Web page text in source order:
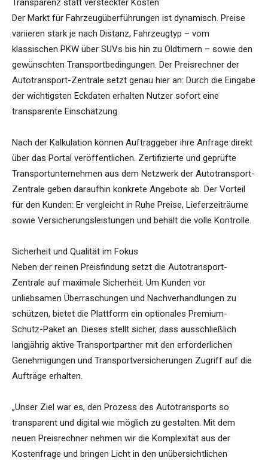
Transparenz statt versteckter Kosten
Der Markt für Fahrzeugüberführungen ist dynamisch. Preise
variieren stark je nach Distanz, Fahrzeugtyp – vom
klassischen PKW über SUVs bis hin zu Oldtimern – sowie den
gewünschten Transportbedingungen. Der Preisrechner der
Autotransport-Zentrale setzt genau hier an: Durch die Eingabe
der wichtigsten Eckdaten erhalten Nutzer sofort eine
transparente Einschätzung.
Nach der Kalkulation können Auftraggeber ihre Anfrage direkt
über das Portal veröffentlichen. Zertifizierte und geprüfte
Transportunternehmen aus dem Netzwerk der Autotransport-
Zentrale geben daraufhin konkrete Angebote ab. Der Vorteil
für den Kunden: Er vergleicht in Ruhe Preise, Lieferzeiträume
sowie Versicherungsleistungen und behält die volle Kontrolle.
Sicherheit und Qualität im Fokus
Neben der reinen Preisfindung setzt die Autotransport-
Zentrale auf maximale Sicherheit. Um Kunden vor
unliebsamen Überraschungen und Nachverhandlungen zu
schützen, bietet die Plattform ein optionales Premium-
Schutz-Paket an. Dieses stellt sicher, dass ausschließlich
langjährig aktive Transportpartner mit den erforderlichen
Genehmigungen und Transportversicherungen Zugriff auf die
Aufträge erhalten.
„Unser Ziel war es, den Prozess des Autotransports so
transparent und digital wie möglich zu gestalten. Mit dem
neuen Preisrechner nehmen wir die Komplexität aus der
Kostenfrage und bringen Licht in den unübersichtlichen